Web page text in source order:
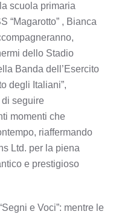
scuola primaria
“Magarotto” , Bianca
dello Stadio
Banda dell’Esercito
degli Italiani”,
seguire
momenti che
riaffermando
Ltd. per la piena
e prestigioso
e Voci”: mentre le